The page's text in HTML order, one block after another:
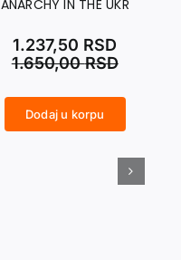
ANARCHY IN THE UKR
1.650,00RSD
1.237,50 RSD
Dodaj u korpu